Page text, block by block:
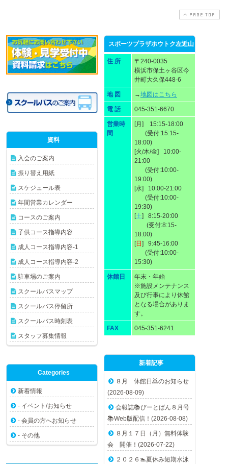
PAGE TOP
スポーツプラザホウトク左近山
住 所
〒240-0035
横浜市保土ヶ谷区今
井町大久保448-6
地 図 →地図はこちら
電 話 045-351-6670
営業時
間
[月] 15:15-18:00
(受付:15:15-
18:00)
[火/木/金] 10:00-
21:00
(受付:10:00-
19:00)
[水] 10:00-21:00
(受付:10:00-
19:30)
[土] 8:15-20:00
(受付:8:15-
18:00)
[日 ] 9:45-16:00
(受付:10:00-
15:30)
休館日
年末・年始
※施設メンテナンス
及び行事により休館
となる場合がありま
す。
FAX 045-351-6241
資料
入会のご案内
振り替え用紙
スケジュール表
年間営業カレンダー
コースのご案内
子供コース指導内容
成人コース指導内容-1
成人コース指導内容-2
駐車場のご案内
スクールバスマップ
スクールバス停留所
スクールバス時刻表
スタッフ募集情報
新着記事
８月 休館日🙇のお知らせ
(2026-08-09)
会報誌📚びーとばん８月号
📚Web版配信！(2026-08-08)
８月１７日（月）無料体験
会 開催！(2026-07-22)
２０２６🏊夏休み短期水泳
Categories
新着情報
- イベント/お知らせ
- 会員の方へお知らせ
- その他